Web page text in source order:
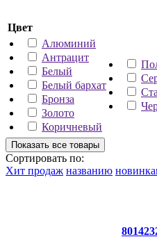
Цвет
Алюминий
Антрацит
Белый
Белый бархат
Бронза
Золото
Коричневый
Сортировать по:
Хит продаж названию